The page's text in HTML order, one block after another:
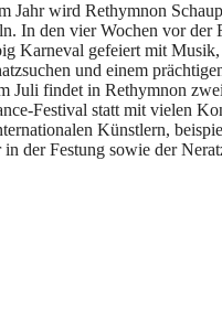
Jahr wird Rethymnon
In den vier Wochen vor der
Karneval gefeiert mit Musik,
und einem
Juli findet in Rethymnon
Festival statt mit vielen
Künstlern,
der Festung sowie der